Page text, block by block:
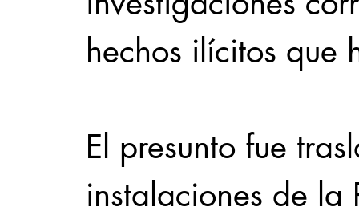
hechos ilícitos que
El presunto fue
instalaciones de